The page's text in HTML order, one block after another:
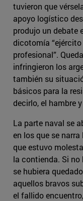
tuvieron que
apoyo logístico
produjo un debate
dicotomía
profesional”.
infringieron los
también su
básicos para la
decirlo, el hambre
La parte naval se
en los que se
que estuvo
la contienda. Si no
se hubiera
aquellos bravos
el fallido